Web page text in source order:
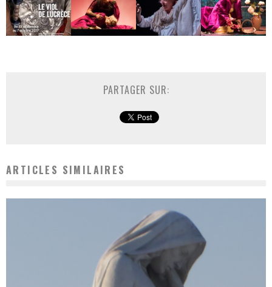
PARTAGER SUR:
ARTICLES SIMILAIRES